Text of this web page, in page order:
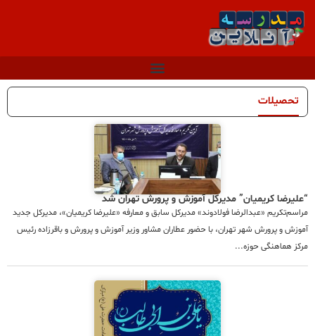
تحصیلات
“علیرضا کریمیان” مدیرکل آموزش و پرورش تهران شد
مراسم‌تکریم «عبدالرضا فولادوند» مدیرکل سابق و معارفه «علیرضا کریمیان»، مدیرکل جدید
آموزش و پرورش شهر تهران، با حضور عطاران مشاور وزیر آموزش و پرورش و باقرزاده رئیس
مرکز هماهنگی حوزه...